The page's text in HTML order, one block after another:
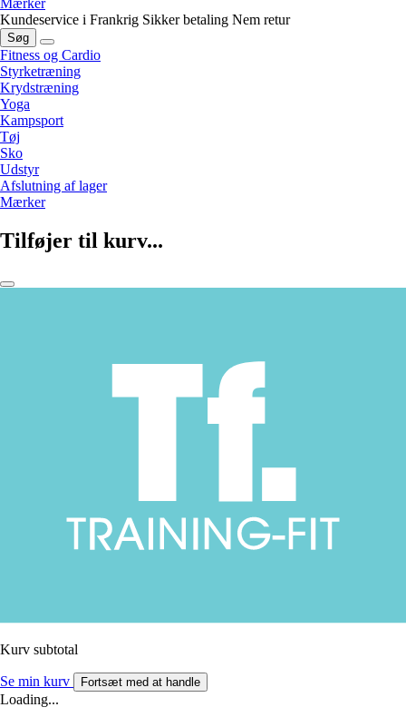
Mærker
Kundeservice i Frankrig Sikker betaling Nem retur
Søg
Fitness og Cardio
Styrketræning
Krydstræning
Yoga
Kampsport
Tøj
Sko
Udstyr
Afslutning af lager
Mærker
Tilføjer til kurv...
Kurv subtotal
Se min kurv Fortsæt med at handle
Loading...